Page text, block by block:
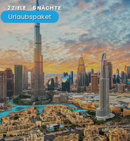
2 ZIELE 6 NÄCHTE
Urlaubspaket